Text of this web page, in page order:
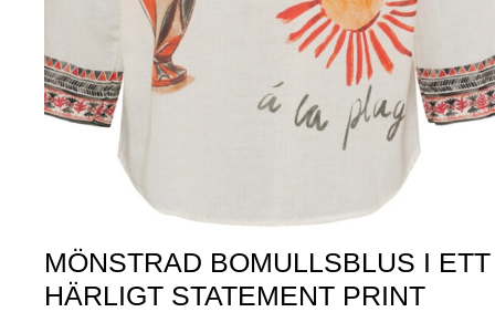
MÖNSTRAD BOMULLSBLUS I ETT
HÄRLIGT STATEMENT PRINT